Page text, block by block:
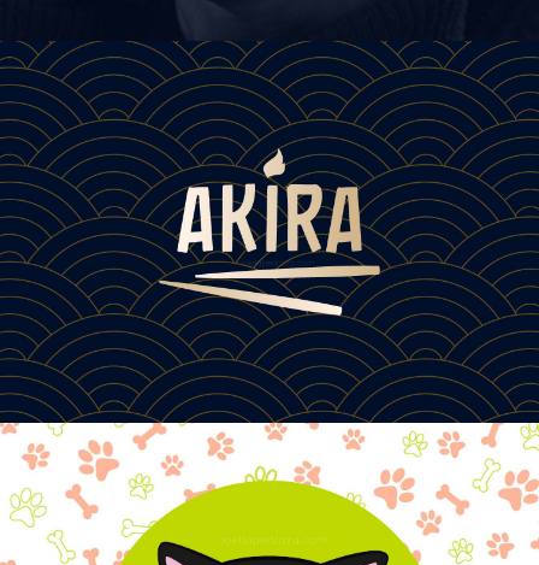
DISEÑO DE MARCA